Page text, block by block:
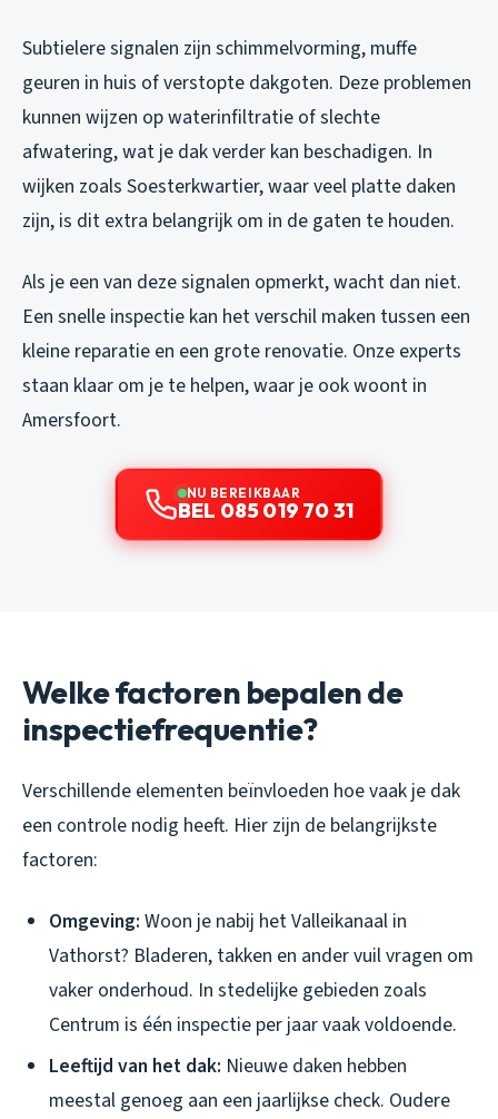
Subtielere signalen zijn schimmelvorming, muffe
geuren in huis of verstopte dakgoten. Deze problemen
kunnen wijzen op waterinfiltratie of slechte
afwatering, wat je dak verder kan beschadigen. In
wijken zoals Soesterkwartier, waar veel platte daken
zijn, is dit extra belangrijk om in de gaten te houden.
Als je een van deze signalen opmerkt, wacht dan niet.
Een snelle inspectie kan het verschil maken tussen een
kleine reparatie en een grote renovatie. Onze experts
staan klaar om je te helpen, waar je ook woont in
Amersfoort.
NU BEREIKBAAR
BEL 085 019 70 31
Welke factoren bepalen de
inspectiefrequentie?
Verschillende elementen beïnvloeden hoe vaak je dak
een controle nodig heeft. Hier zijn de belangrijkste
factoren:
Omgeving: Woon je nabij het Valleikanaal in
Vathorst? Bladeren, takken en ander vuil vragen om
vaker onderhoud. In stedelijke gebieden zoals
Centrum is één inspectie per jaar vaak voldoende.
Leeftijd van het dak: Nieuwe daken hebben
meestal genoeg aan een jaarlijkse check. Oudere